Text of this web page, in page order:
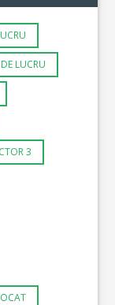
LUCRU
3